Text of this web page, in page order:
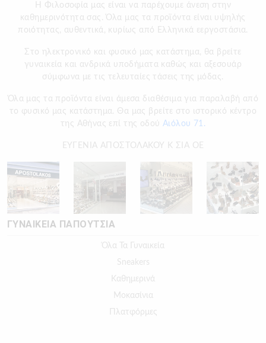
H Φιλοσοφία μας είναι να παρέχουμε άνεση στην
καθημερινότητα σας. Όλα μας τα προϊόντα είναι υψηλής
ποιότητας, αυθεντικά, κυρίως από Ελληνικά εεργοστάσια.
Στο ηλεκτρονικό και φυσικό μας κατάστημα, θα βρείτε
γυναικεία και ανδρικά υποδήματα καθώς και αξεσουάρ
σύμφωνα με τις τελευταίες τάσεις της μόδας.
Όλα μας τα προϊόντα είναι άμεσα διαθέσιμα για παραλαβή από
το φυσικό μας κατάστημα. Θα μας βρείτε στο ιστορικό κέντρο
της Αθήνας επί της οδού Αιόλου 71.
ΕΥΓΕΝΙΑ ΑΠΟΣΤΟΛΑΚΟΥ Κ ΣΙΑ ΟΕ
ΓΥΝΑΙΚΕΙΑ ΠΑΠΟΥΤΣΙΑ
Όλα Τα Γυναικεία
Sneakers
Καθημερινά
Μοκασίνια
Πλατφόρμες